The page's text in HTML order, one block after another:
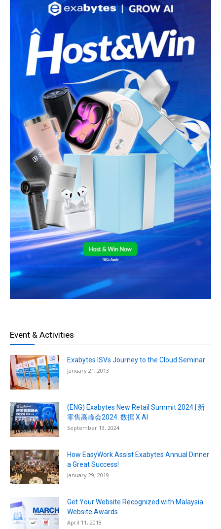
Event & Activities
Exabytes ISVs Journey to the Cloud Seminar
January 21, 2013
(ENG) Exabytes New Retail Summit 2024 | 新
零售高峰会2024: 数据 X AI
September 13, 2024
How EasyWork Assist Exabytes Annual Dinner
a Great Success!
January 29, 2019
Get Your Website Recognized with Malaysia
Website Awards
April 11, 2018